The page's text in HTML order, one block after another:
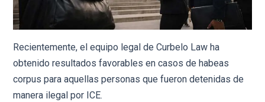
Recientemente, el equipo legal de Curbelo Law ha
obtenido resultados favorables en casos de habeas
corpus para aquellas personas que fueron detenidas de
manera ilegal por ICE.